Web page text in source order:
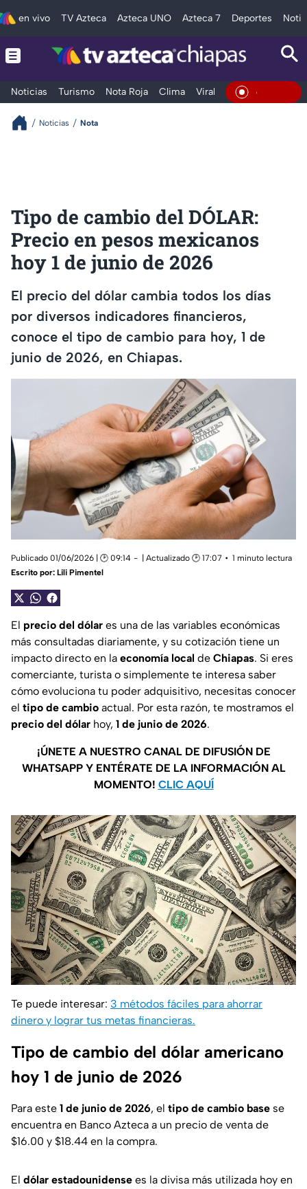
en vivo TV Azteca Azteca UNO Azteca 7 Deportes
Noticias Turismo Nota Roja Clima Viral y Tendencia En Vivo
Noticias Nota
Tipo de cambio del DÓLAR:
Precio en pesos mexicanos
hoy 1 de junio de 2026
El precio del dólar cambia todos los días
por diversos indicadores financieros,
conoce el tipo de cambio para hoy, 1 de
junio de 2026, en Chiapas.
Publicado 01/06/2026 | 🕑 09:14 | Actualizado 🕑 17:07
1 minuto lectura
Escrito por: Lili Pimentel
El precio del dólar es una de las variables económicas
más consultadas diariamente, y su cotización tiene un
impacto directo en la economía local de Chiapas. Si eres
comerciante, turista o simplemente te interesa saber
cómo evoluciona tu poder adquisitivo, necesitas conocer
el tipo de cambio actual. Por esta razón, te mostramos el
precio del dólar hoy, 1 de junio de 2026.
¡ÚNETE A NUESTRO CANAL DE DIFUSIÓN DE
WHATSAPP Y ENTÉRATE DE LA INFORMACIÓN AL
MOMENTO! CLIC AQUÍ
Te puede interesar: 3 métodos fáciles para ahorrar
dinero y lograr tus metas financieras.
Tipo de cambio del dólar americano
hoy 1 de junio de 2026
Para este 1 de junio de 2026, el tipo de cambio base se
encuentra en Banco Azteca a un precio de venta de
$16.00 y $18.44 en la compra.
El dólar estadounidense es la divisa más utilizada hoy en